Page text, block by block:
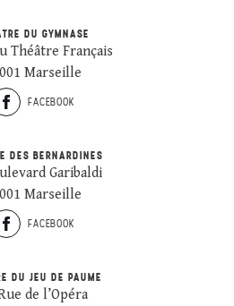
DU GYMNASE
Théâtre Français
Marseille
FACEBOOK
DES BERNARDINES
Garibaldi
Marseille
FACEBOOK
DU JEU DE PAUME
de l’Opéra